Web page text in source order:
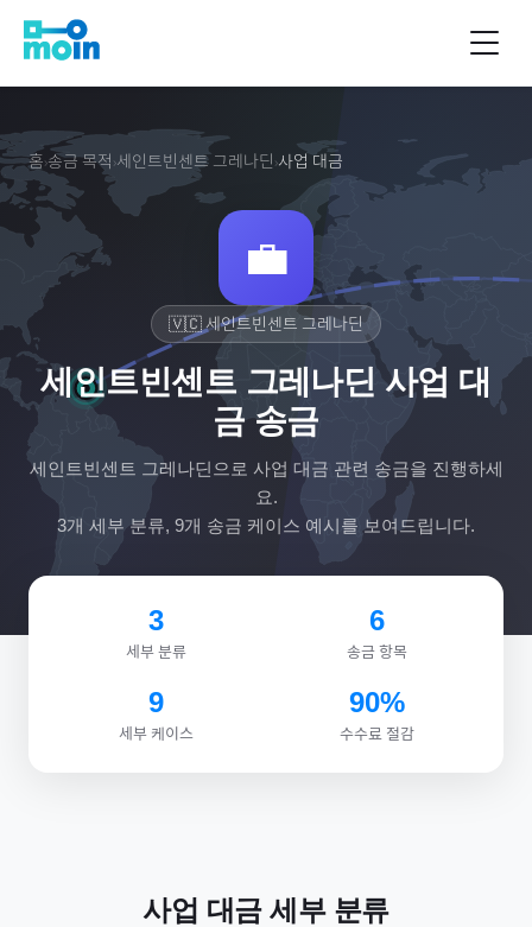
홈›송금 목적 ›세인트빈센트 그레나딘 ›사업 대금
💼
🇻🇨세인트빈센트 그레나딘
세인트빈센트 그레나딘 사업 대
금 송금
세인트빈센트 그레나딘 으로 사업 대금 관련 송금을 진행하세
요.
3개 세부 분류, 9개 송금 케이스 예시를 보여드립니다.
3
세부 분류
6
송금 항목
9
세부 케이스
90%
수수료 절감
사업 대금세부 분류